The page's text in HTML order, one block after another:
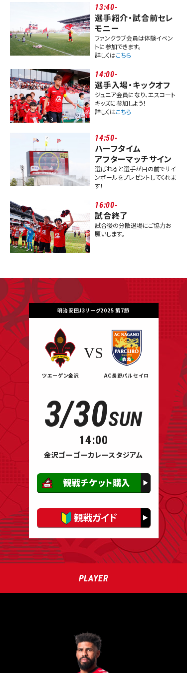
13:40-
選手紹介・試合前セレ
モニー
ファンクラブ会員は体験イベン
トに参加できます。
詳しくはこちら
14:00-
選手入場・キックオフ
ジュニア会員になり、エスコート
キッズに参加しよう！
詳しくはこちら
14:50-
ハーフタイム
アフターマッチサイン
選ばれると選手が目の前でサイ
ンボールをプレゼントしてくれま
す！
16:00-
試合終了
試合後の分散退場にご協力お
願いします。
明治安田J3リーグ2025 第7節
ツエーゲン金沢 AC長野パルセイロ
VS
3/30SUN
14:00
金沢ゴーゴーカレースタジアム
PLAYER